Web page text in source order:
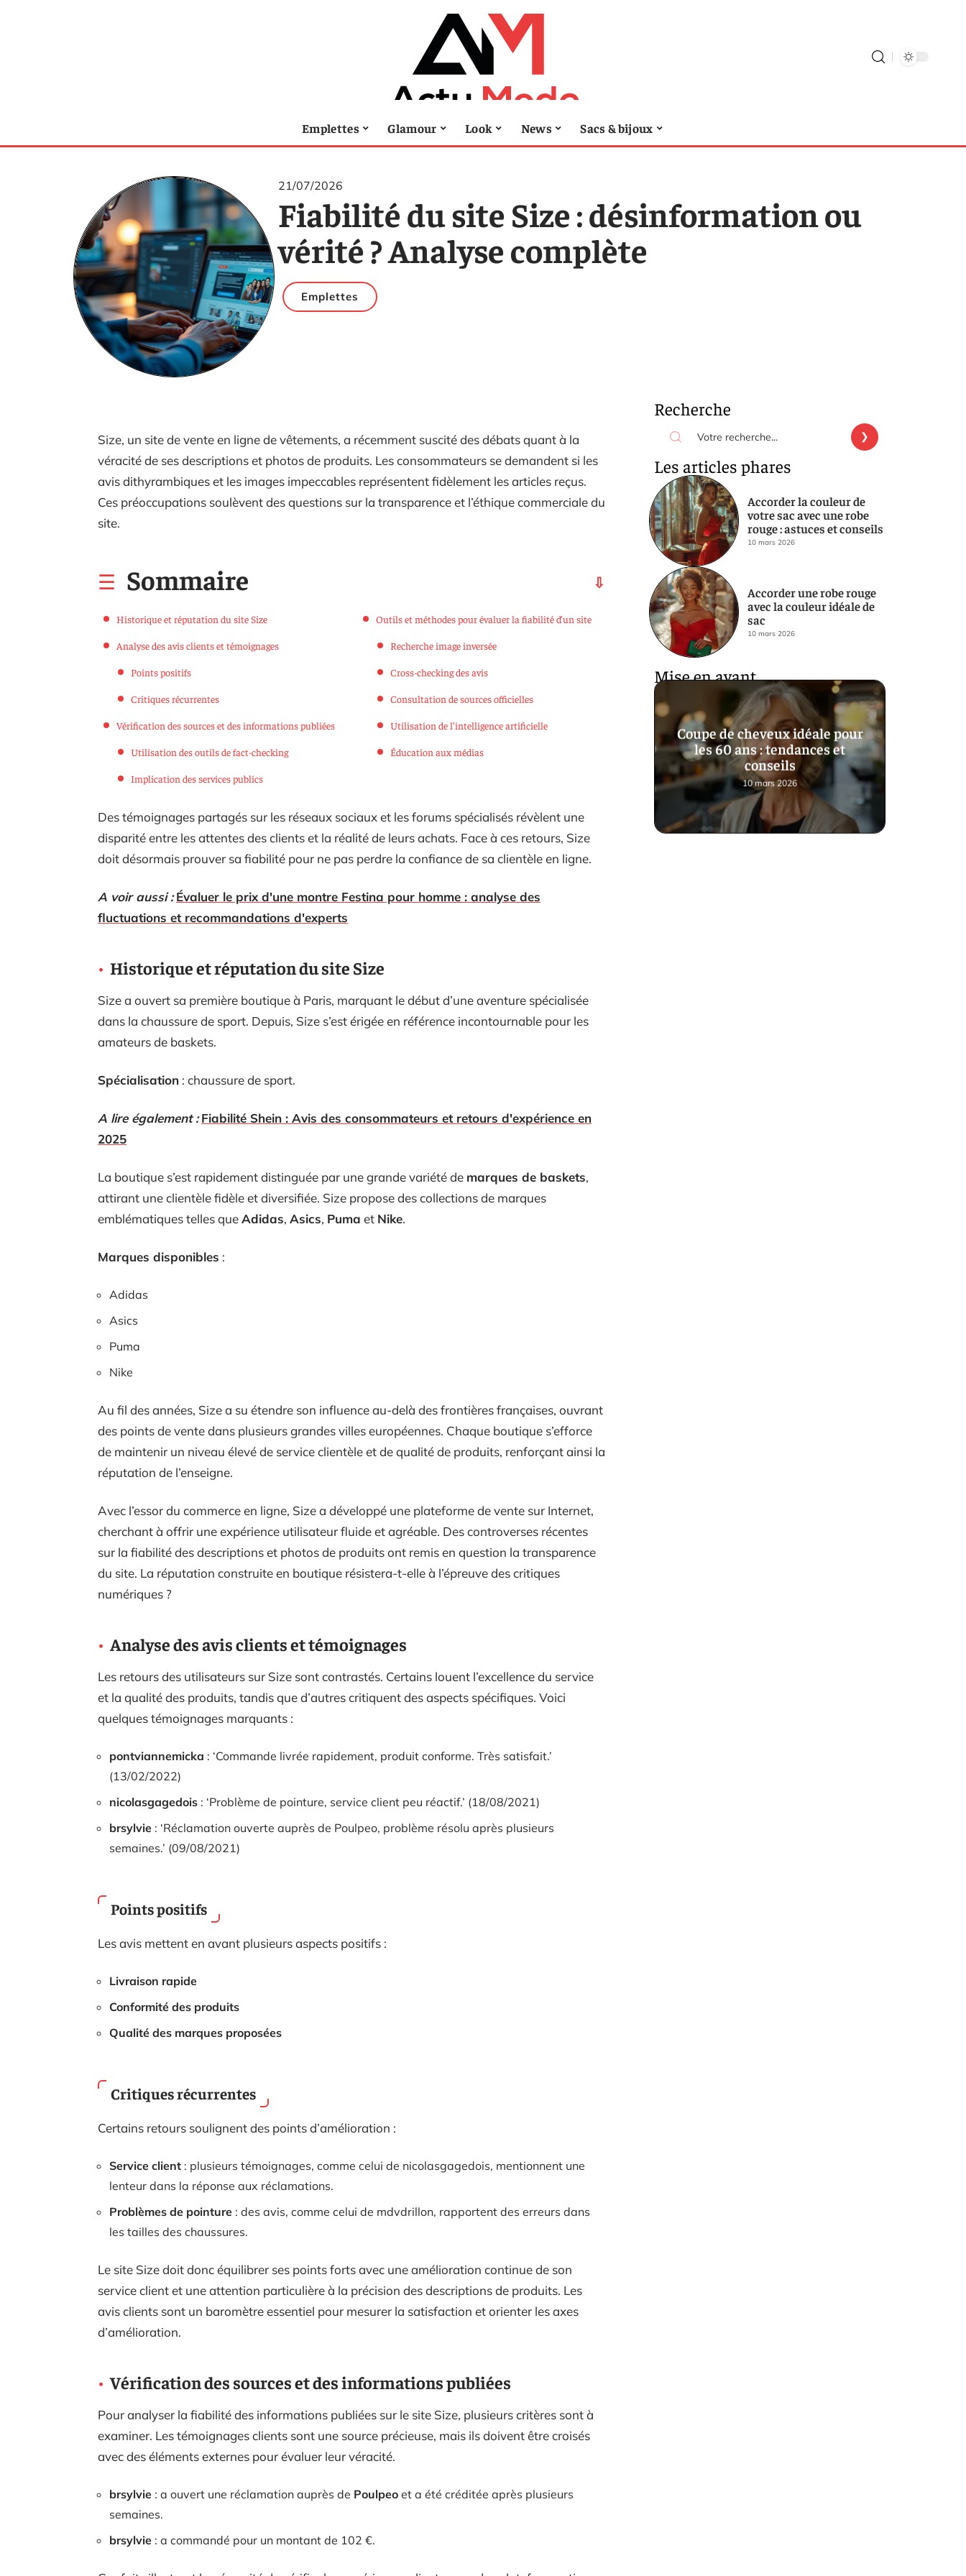
Emplettes Glamour Look News Sacs & bijoux
21/07/2026
Fiabilité du site Size : désinformation ou
vérité ? Analyse complète
Emplettes
Size, un site de vente en ligne de vêtements, a récemment suscité des débats quant à la
véracité de ses descriptions et photos de produits. Les consommateurs se demandent si les
avis dithyrambiques et les images impeccables représentent fidèlement les articles reçus.
Ces préoccupations soulèvent des questions sur la transparence et l’éthique commerciale du
site.
Sommaire
Historique et réputation du site Size
Analyse des avis clients et témoignages
Points positifs
Critiques récurrentes
Vérification des sources et des informations publiées
Utilisation des outils de fact-checking
Implication des services publics
Outils et méthodes pour évaluer la fiabilité d’un site
Recherche image inversée
Cross-checking des avis
Consultation de sources officielles
Utilisation de l’intelligence artificielle
Éducation aux médias
Des témoignages partagés sur les réseaux sociaux et les forums spécialisés révèlent une
disparité entre les attentes des clients et la réalité de leurs achats. Face à ces retours, Size
doit désormais prouver sa fiabilité pour ne pas perdre la confiance de sa clientèle en ligne.
A voir aussi : Évaluer le prix d'une montre Festina pour homme : analyse des
fluctuations et recommandations d'experts
Historique et réputation du site Size
Size a ouvert sa première boutique à Paris, marquant le début d’une aventure spécialisée
dans la chaussure de sport. Depuis, Size s’est érigée en référence incontournable pour les
amateurs de baskets.
Spécialisation : chaussure de sport.
A lire également : Fiabilité Shein : Avis des consommateurs et retours d'expérience en
2025
La boutique s’est rapidement distinguée par une grande variété de marques de baskets,
attirant une clientèle fidèle et diversifiée. Size propose des collections de marques
emblématiques telles queAdidas, Asics, Puma et Nike.
Marques disponibles :
Adidas
Asics
Puma
Nike
Au fil des années, Size a su étendre son influence au-delà des frontières françaises, ouvrant
des points de vente dans plusieurs grandes villes européennes. Chaque boutique s’efforce
de maintenir un niveau élevé de service clientèle et de qualité de produits, renforçant ainsi la
réputation de l’enseigne.
Avec l’essor du commerce en ligne, Size a développé une plateforme de vente sur Internet,
cherchant à offrir une expérience utilisateur fluide et agréable. Des controverses récentes
sur la fiabilité des descriptions et photos de produits ont remis en question la transparence
du site. La réputation construite en boutique résistera-t-elle à l’épreuve des critiques
numériques ?
Analyse des avis clients et témoignages
Les retours des utilisateurs sur Size sont contrastés. Certains louent l’excellence du service
et la qualité des produits, tandis que d’autres critiquent des aspects spécifiques. Voici
quelques témoignages marquants :
pontviannemicka : ‘Commande livrée rapidement, produit conforme. Très satisfait.’
(13/02/2022)
nicolasgagedois : ‘Problème de pointure, service client peu réactif.’ (18/08/2021)
brsylvie : ‘Réclamation ouverte auprès de Poulpeo, problème résolu après plusieurs
semaines.’ (09/08/2021)
Points positifs
Les avis mettent en avant plusieurs aspects positifs :
Livraison rapide
Conformité des produits
Qualité des marques proposées
Critiques récurrentes
Certains retours soulignent des points d’amélioration :
Service client : plusieurs témoignages, comme celui de nicolasgagedois, mentionnent une
lenteur dans la réponse aux réclamations.
Problèmes de pointure : des avis, comme celui de mdvdrillon, rapportent des erreurs dans
les tailles des chaussures.
Le site Size doit donc équilibrer ses points forts avec une amélioration continue de son
service client et une attention particulière à la précision des descriptions de produits. Les
avis clients sont un baromètre essentiel pour mesurer la satisfaction et orienter les axes
d’amélioration.
Vérification des sources et des informations publiées
Pour analyser la fiabilité des informations publiées sur le site Size, plusieurs critères sont à
examiner. Les témoignages clients sont une source précieuse, mais ils doivent être croisés
avec des éléments externes pour évaluer leur véracité.
brsylvie : a ouvert une réclamation auprès de Poulpeo et a été créditée après plusieurs
semaines.
brsylvie : a commandé pour un montant de 102 €.
Recherche
Les articles phares
Accorder la couleur de
votre sac avec une robe
rouge : astuces et conseils
10 mars 2026
Accorder une robe rouge
avec la couleur idéale de
sac
10 mars 2026
Mise en avant
Coupe de cheveux idéale pour
les 60 ans : tendances et
conseils
10 mars 2026